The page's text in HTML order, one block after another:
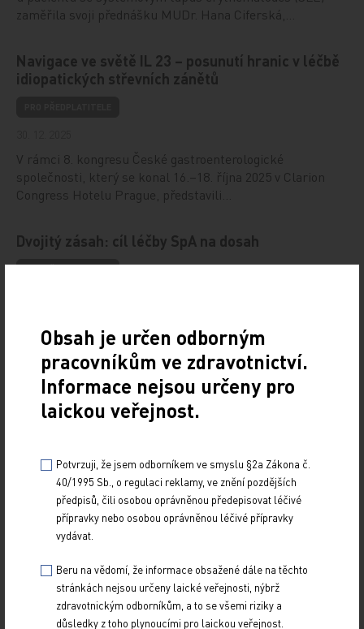
zaměřila svoji přednášku MUDr. Hana Ciferská,…
Navigace ve světě IL 23 – posunutí hranic v léčbě
idiopatických střevních zánětů
V rámci 8. kongresu České gastroenterologické
společnosti, který se konal 16.–18. října 2025 v Clarion
Congress Hotelu Prague, představili…
Dvojitý zásah: cíl léčby SpA na dosah
sjezd českých a slovenských revmatologů. Účastníkům
poskytl bohatý odborný program a…
Iptakopan v reálné klinické praxi
30. 12. 2025
Inhibitor proximálního komplementu iptakopan
představuje nadějnou léčbu pro pacienty s paroxysmální
noční hemoglobinurií (PNH). Přinášíme některé…
Spondyloartritidy pod lupou: Komorbidity,
extramuskuloskeletální projevy a optimalizace
léčby v dlouhodobé perspektivě
Obsah je určen odborným
pracovníkům ve zdravotnictví.
Informace nejsou určeny pro
laickou veřejnost.
Potvrzuji, že jsem odborníkem ve smyslu §2a Zákona č.
40/1995 Sb., o regulaci reklamy, ve znění pozdějších
předpisů, čili osobou oprávněnou předepisovat léčivé
přípravky nebo osobou oprávněnou léčivé přípravky
vydávat.
Beru na vědomí, že informace obsažené dále na těchto
stránkách nejsou určeny laické veřejnosti, nýbrž
zdravotnickým odborníkům, a to se všemi riziky a
důsledky z toho plynoucími pro laickou veřejnost.